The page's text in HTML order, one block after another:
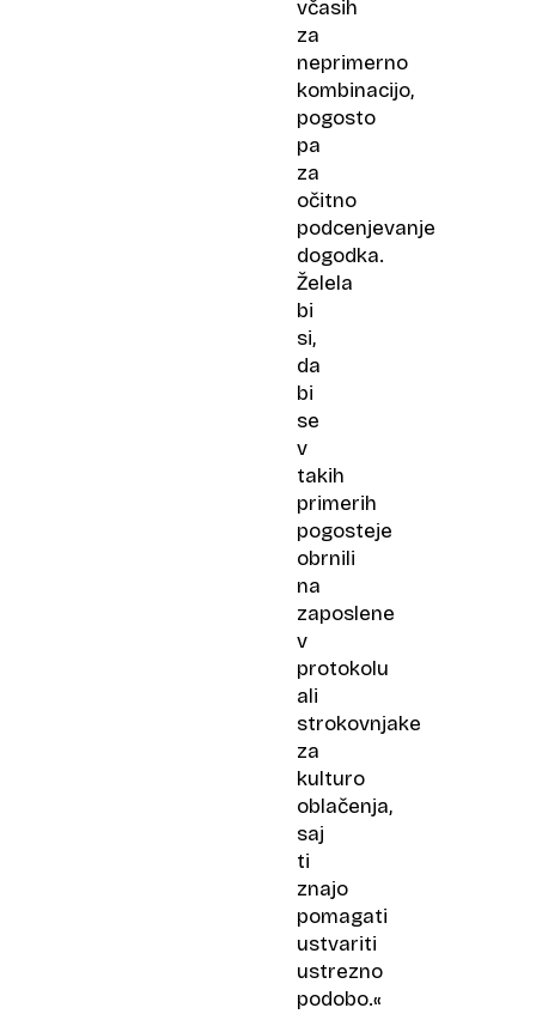
včasih
za
neprimerno
kombinacijo,
pogosto
pa
za
očitno
podcenjevanje
dogodka.
Želela
bi
si,
da
bi
se
v
takih
primerih
pogosteje
obrnili
na
zaposlene
v
protokolu
ali
strokovnjake
za
kulturo
oblačenja,
saj
ti
znajo
pomagati
ustvariti
ustrezno
podobo.«